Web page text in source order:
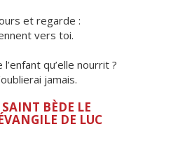
et regarde :
vers toi.
qu’elle nourrit ?
jamais.
BÈDE LE
DE LUC